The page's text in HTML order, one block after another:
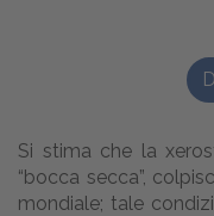
Si stima che la
“bocca secca”,
mondiale; tale